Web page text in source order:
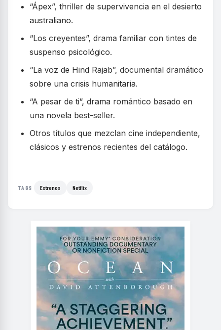
“Ápex”, thriller de supervivencia en el desierto
australiano.
“Los creyentes”, drama familiar con tintes de
suspenso psicológico.
“La voz de Hind Rajab”, documental dramático
sobre una crisis humanitaria.
“A pesar de ti”, drama romántico basado en
una novela best-seller.
Otros títulos que mezclan cine independiente,
clásicos y estrenos recientes del catálogo.
TAGS Estrenos Netflix